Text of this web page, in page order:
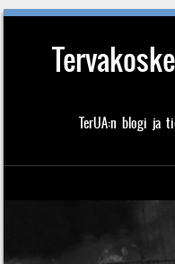
TerUA:n blogi ja